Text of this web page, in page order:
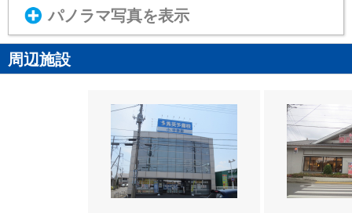
パノラマ写真を表示
周辺施設